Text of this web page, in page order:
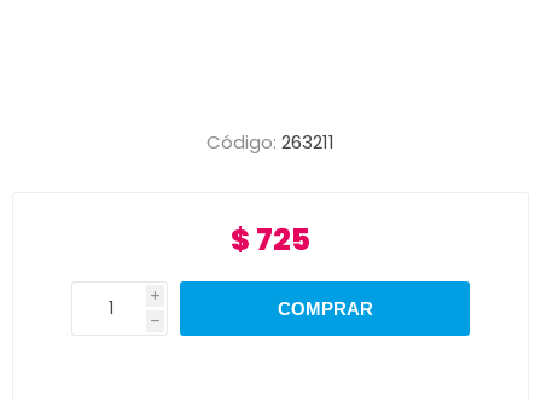
Código: 263211
$ 725
i
h